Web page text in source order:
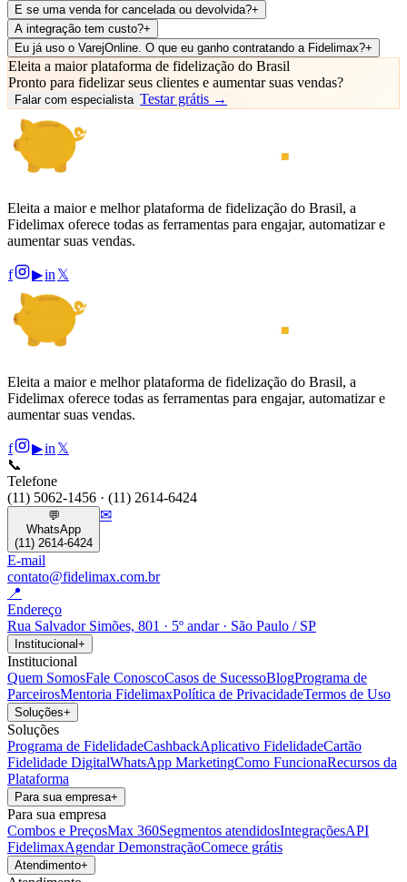
E se uma venda for cancelada ou devolvida?+
A integração tem custo?+
Eu já uso o VarejOnline. O que eu ganho contratando a Fidelimax?+
Eleita a maior plataforma de fidelização do Brasil
Pronto para fidelizar seus clientes e aumentar suas vendas?
Falar com especialista Testar grátis →
Eleita a maior e melhor plataforma de fidelização do Brasil, a
Fidelimax oferece todas as ferramentas para engajar, automatizar e
aumentar suas vendas.
f ▶in 𝕏
Eleita a maior e melhor plataforma de fidelização do Brasil, a
Fidelimax oferece todas as ferramentas para engajar, automatizar e
aumentar suas vendas.
f ▶in 𝕏
📞
Telefone
(11) 5062-1456 · (11) 2614-6424
💬
WhatsApp
(11) 2614-6424
✉
E-mail
contato@fidelimax.com.br
📍
Endereço
Rua Salvador Simões, 801 · 5º andar · São Paulo / SP
Institucional+
Institucional
Quem SomosFale ConoscoCasos de SucessoBlogPrograma de
ParceirosMentoria FidelimaxPolítica de PrivacidadeTermos de Uso
Soluções+
Soluções
Programa de FidelidadeCashbackAplicativo FidelidadeCartão
Fidelidade DigitalWhatsApp MarketingComo FuncionaRecursos da
Plataforma
Para sua empresa+
Para sua empresa
Combos e PreçosMax 360Segmentos atendidosIntegraçõesAPI
FidelimaxAgendar DemonstraçãoComece grátis
Atendimento+